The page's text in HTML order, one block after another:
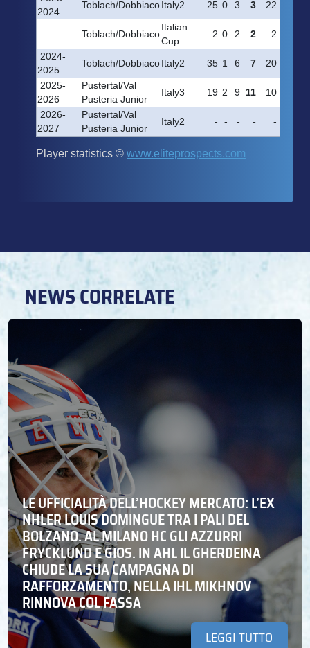
NEWS CORRELATE
LE UFFICIALITÀ DELL’HOCKEY MERCATO: L’EX
NHLER LOUIS DOMINGUE TRA I PALI DEL
BOLZANO. AL MILANO HC GLI AZZURRI
FRYCKLUND E GIOS. IN AHL IL GHERDEINA
CHIUDE LA SUA CAMPAGNA DI
RAFFORZAMENTO, NELLA IHL MIKHNOV
RINNOVA COL FASSA
LEGGI TUTTO